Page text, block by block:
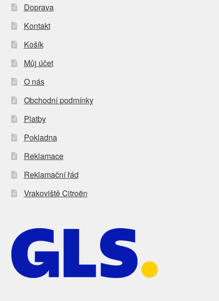
Doprava
Kontakt
Košík
Můj účet
O nás
Obchodní podmínky
Platby
Pokladna
Reklamace
Reklamační řád
Vrakoviště Citroën